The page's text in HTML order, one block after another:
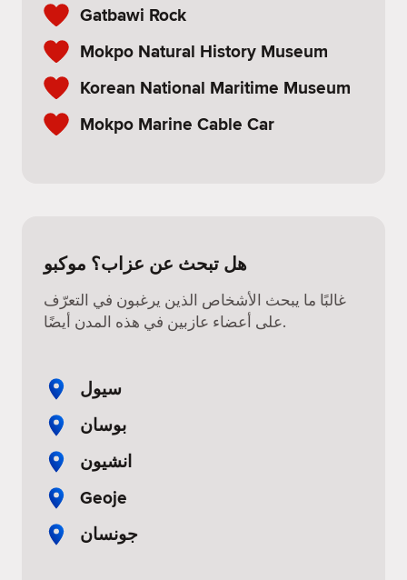
Gatbawi Rock
Mokpo Natural History Museum
Korean National Maritime Museum
Mokpo Marine Cable Car
هل تبحث عن عزاب؟ موكبو
غالبًا ما يبحث الأشخاص الذين يرغبون في التعرّف
على أعضاء عازبين في هذه المدن أيضًا.
سيول
بوسان
انشيون
Geoje
جونسان